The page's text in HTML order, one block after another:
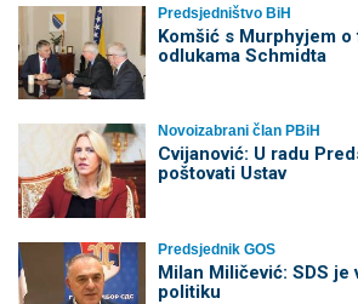
Predsjedništvo BiH
Komšić s Murphyjem
odlukama Schmidta
Novoizabrani član PBiH
Cvijanović: U radu
poštovati Ustav
Predsjednik GOS
Milan Miličević: SDS je
politiku